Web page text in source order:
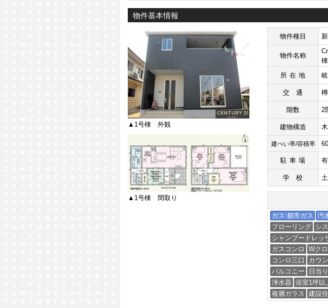
物件基本情報
▲1号棟 外観
▲1号棟 間取り
物件種目
物件名称
所在地
交通
階数 2
建物構造
建ぺい率/容積率
駐車場
学校
ガス:都市ガス
汚
フローリング シ
シャンプードレッ
ガスコンロ
Wク
コンロ三口
カウ
バルコニー
日当
浄水器 浴室1坪以
複層ガラス
建設